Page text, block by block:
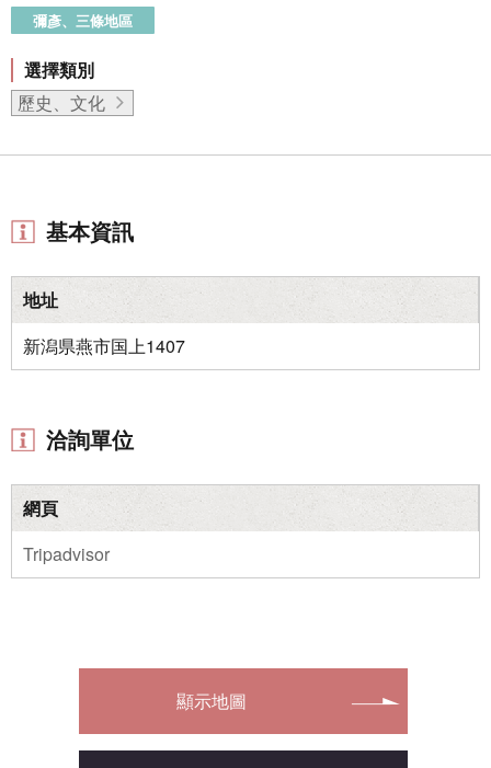
彌彥、三條地區
選擇類別
歷史、文化
基本資訊
地址
新潟県燕市国上1407
洽詢單位
網頁
Tripadvisor
顯示地圖